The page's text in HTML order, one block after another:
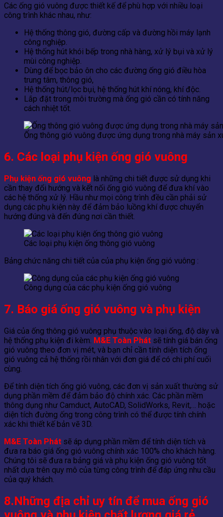
Các ống gió vuông được thiết kế để phù hợp với nhiều loại
công trình khác nhau, như:
Hệ thống thông gió, đường cấp và đường hồi máy lạnh
công nghiệp.
Hệ thống hút khói bếp trong nhà hàng, xử lý bụi và xử lý
mùi công nghiệp.
Dùng để bọc bảo ôn cho các đường ống gió điều hòa
trung tâm, thông gió,
Hệ thống hút/lọc bụi, hệ thống hút khí nóng, khí độc.
Lắp đặt trong môi trường mà ống gió cần có tính năng
cách nhiệt tốt.
Ống thông gió vuông được ứng dụng trong nhà máy sản
6. Các loại phụ kiện ống gió vuông
Phụ kiện ống gió vuông là những chi tiết được sử dụng khi
cần thay đổi hướng và kết nối ống gió vuông để đưa khí vào
các hệ thống xử lý. Hầu như mọi công trình đều cần phải sử
dụng các phụ kiện này để đảm bảo luồng khí được chuyển
hướng đúng và đến đúng nơi cần thiết.
Các loại phụ kiện ống thông gió vuông
Bảng chức năng chi tiết của của phụ kiện ống gió vuông :
Công dụng của các phụ kiện ống gió vuông
7. Báo giá ống gió vuông và phụ kiện
Giá của ống thông gió vuông phụ thuộc vào loại ống, độ dày và
hệ thống phụ kiện đi kèm. M&E Toàn Phát sẽ tính giá bán ống
gió vuông theo đơn vị mét, và bạn chỉ cần tính diện tích ống
gió vuông cả hệ thống rồi nhân với đơn giá để có chi phí cuối
cùng.
Để tính diện tích ống gió vuông, các đơn vị sản xuất thường sử
dụng phần mềm để đảm bảo độ chính xác. Các phần mềm
thông dụng như Camduct, AutoCAD, SolidWorks, Revit,… hoặc
diện tích đường ống trong công trình có thể được tính chính
xác khi thiết kế bản vẽ 3D.
M&E Toàn Phát sẽ áp dụng phần mềm để tính diện tích và
đưa ra báo giá ống gió vuông chính xác 100% cho khách hàng.
Chúng tôi sẽ đưa ra bảng giá và phụ kiện ống gió vuông tốt
nhất dựa trên quy mô của từng công trình để đáp ứng nhu cầu
của quý khách.
8.Những địa chỉ uy tín để mua ống gió